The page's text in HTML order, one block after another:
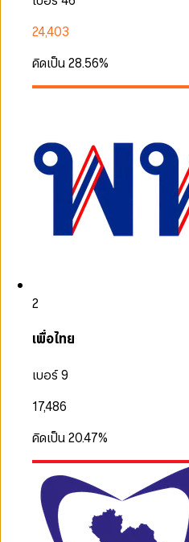
24,403
คิดเป็น28.56%
2
เพื่อไทย
เบอร์ 9
17,486
คิดเป็น20.47%